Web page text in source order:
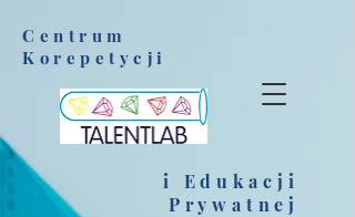
Centrum
Korepetycji
i Edukacji
Prywatnej